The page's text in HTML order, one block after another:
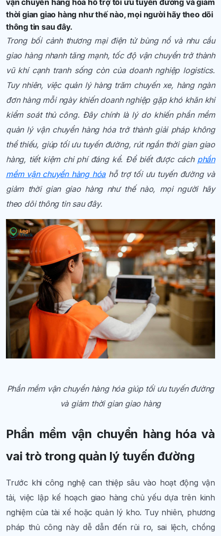
vận chuyển hàng hóa hỗ trợ tối ưu tuyến đường và giảm
thời gian giao hàng như thế nào, mọi người hãy theo dõi
thông tin sau đây.
Trong bối cảnh thương mại điện tử bùng nổ và nhu cầu
giao hàng nhanh tăng mạnh, tốc độ vận chuyển trở thành
vũ khí cạnh tranh sống còn của doanh nghiệp logistics.
Tuy nhiên, việc quản lý hàng trăm chuyến xe, hàng ngàn
đơn hàng mỗi ngày khiến doanh nghiệp gặp khó khăn khi
kiểm soát thủ công. Đây chính là lý do khiến phần mềm
quản lý vận chuyển hàng hóa trở thành giải pháp không
thể thiếu, giúp tối ưu tuyến đường, rút ngắn thời gian giao
hàng, tiết kiệm chi phí đáng kể. Để biết được cách phần
mềm vận chuyển hàng hóahỗ trợ tối ưu tuyến đường và
giảm thời gian giao hàng như thế nào, mọi người hãy
theo dõi thông tin sau đây.
Phần mềm vận chuyển hàng hóa giúp tối ưu tuyến đường
và giảm thời gian giao hàng
Phần mềm vận chuyển hàng hóa và
vai trò trong quản lý tuyến đường
Trước khi công nghệ can thiệp sâu vào hoạt động vận
tải, việc lập kế hoạch giao hàng chủ yếu dựa trên kinh
nghiệm của tài xế hoặc quản lý kho. Tuy nhiên, phương
pháp thủ công này dễ dẫn đến rủi ro, sai lệch, chồng